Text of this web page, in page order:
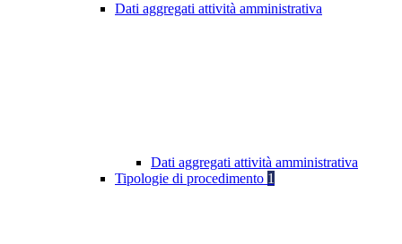
Dati aggregati attività amministrativa
Dati aggregati attività amministrativa
Tipologie di procedimento 1